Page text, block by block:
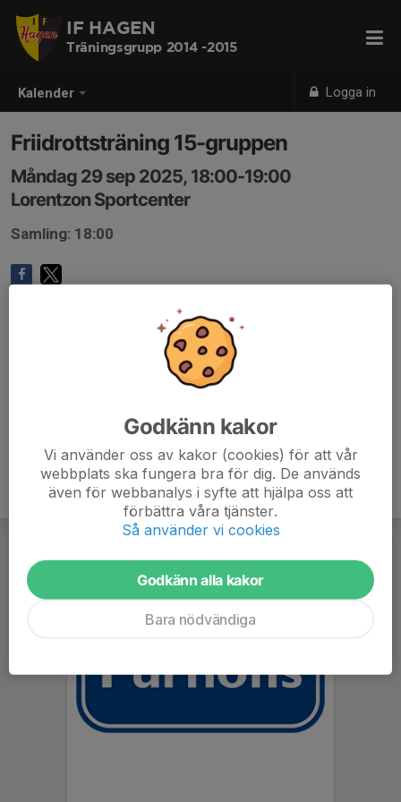
Kalender Logga in
IF HAGEN
Träningsgrupp 2014 -2015
Friidrottsträning 15-gruppen
Måndag 29 sep 2025, 18:00-19:00
Lorentzon Sportcenter
Samling: 18:00
Godkänn kakor
Vi använder oss av kakor (cookies) för att vår
webbplats ska fungera bra för dig. De används
även för webbanalys i syfte att hjälpa oss att
förbättra våra tjänster.
Så använder vi cookies
Godkänn alla kakor
Bara nödvändiga